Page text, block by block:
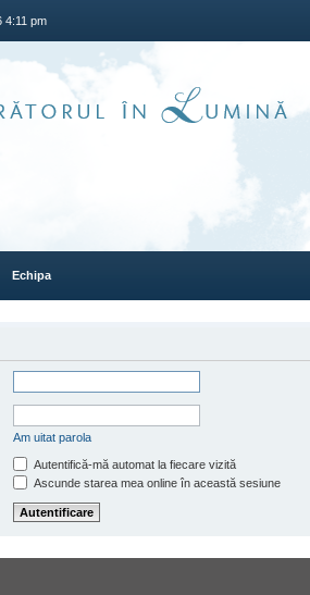
4:11 pm
Echipa
Am uitat parola
Autentifică-mă automat la fiecare vizită
Ascunde starea mea online în această sesiune